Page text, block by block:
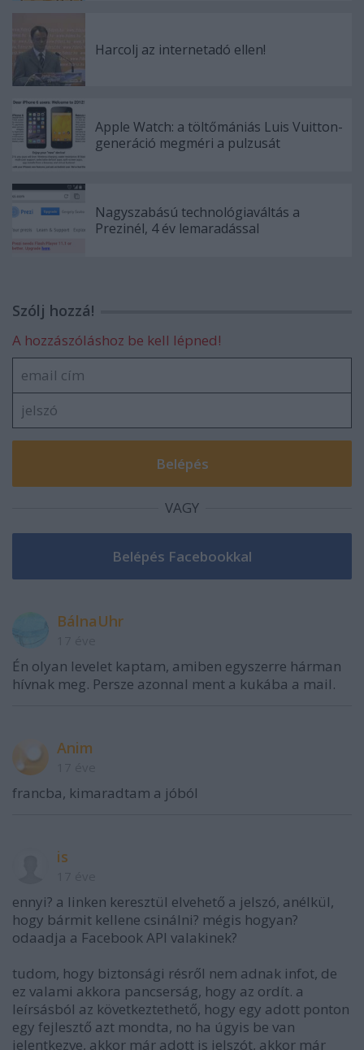
Harcolj az internetadó ellen!
Apple Watch: a töltőmániás Luis Vuitton-
generáció megméri a pulzusát
Nagyszabású technológiaváltás a
Prezinél, 4 év lemaradással
Szólj hozzá!
A hozzászóláshoz be kell lépned!
VAGY
BálnaUhr
Én olyan levelet kaptam, amiben egyszerre hárman
hívnak meg. Persze azonnal ment a kukába a mail.
Anim
francba, kimaradtam a jóból
is
ennyi? a linken keresztül elvehető a jelszó, anélkül,
hogy bármit kellene csinálni? mégis hogyan?
odaadja a Facebook API valakinek?
tudom, hogy biztonsági résről nem adnak infot, de
ez valami akkora pancserság, hogy az ordít. a
leírsásból az következtethető, hogy egy adott ponton
egy fejlesztő azt mondta, no ha úgyis be van
jelentkezve, akkor már adott is jelszót, akkor már